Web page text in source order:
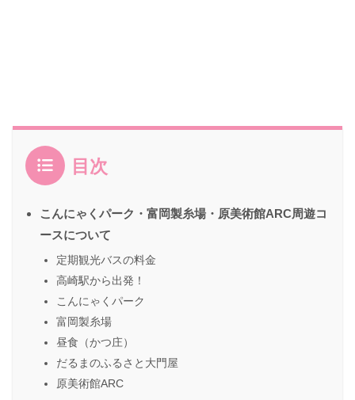
目次
こんにゃくパーク・富岡製糸場・原美術館ARC周遊コ
ースについて
定期観光バスの料金
高崎駅から出発！
こんにゃくパーク
富岡製糸場
昼食（かつ庄）
だるまのふるさと大門屋
原美術館ARC